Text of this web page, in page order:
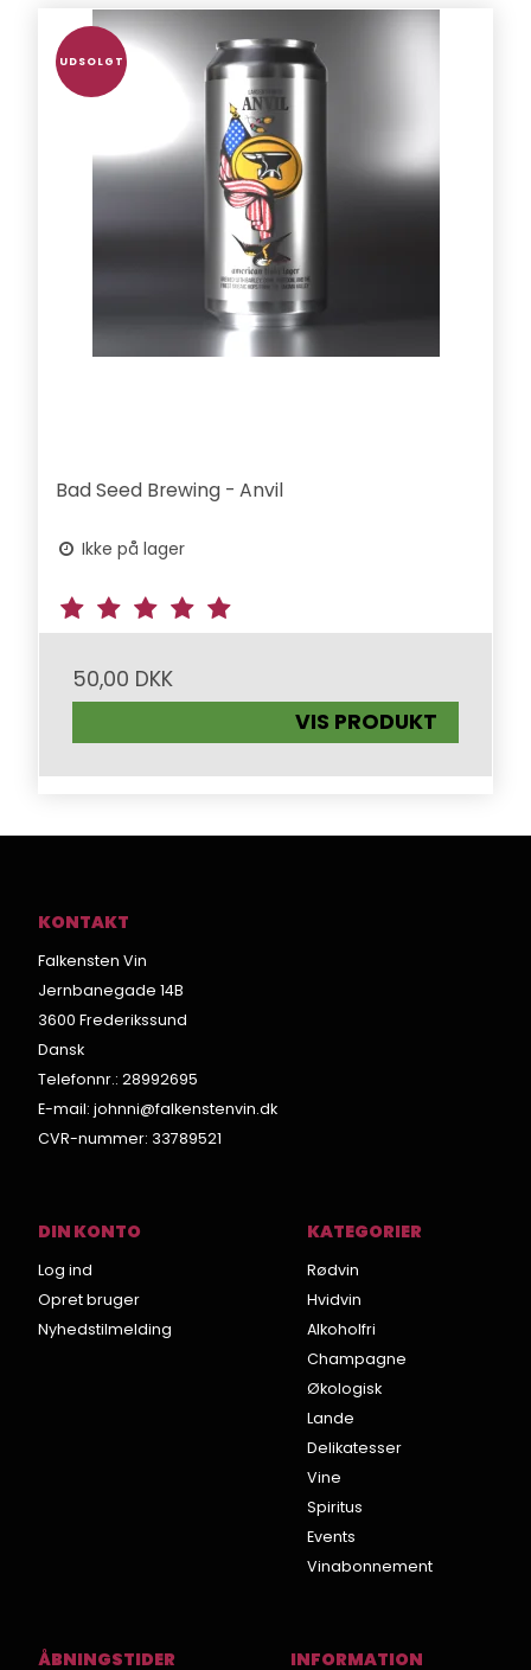
UDSOLGT
Bad Seed Brewing - Anvil
Ikke på lager
50,00 DKK
VIS PRODUKT
KONTAKT
Falkensten Vin
Jernbanegade 14B
3600 Frederikssund
Dansk
Telefonnr.: 28992695
E-mail: johnni@falkenstenvin.dk
CVR-nummer: 33789521
DIN KONTO
Log ind
Opret bruger
Nyhedstilmelding
KATEGORIER
Rødvin
Hvidvin
Alkoholfri
Champagne
Økologisk
Lande
Delikatesser
Vine
Spiritus
Events
Vinabonnement
ÅBNINGSTIDER INFORMATION